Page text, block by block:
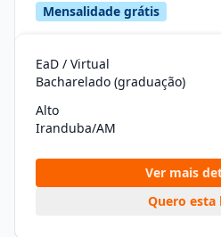
Mensalidade grátis
EaD / Virtual
Bacharelado (graduação)
Alto
Iranduba/AM
Ver mais
Quero esta